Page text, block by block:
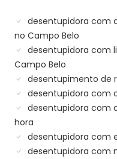
desentupidora com
no Campo Belo
desentupidora com
Campo Belo
desentupimento de
desentupidora com
desentupidora com
hora
desentupidora com
desentupidora com